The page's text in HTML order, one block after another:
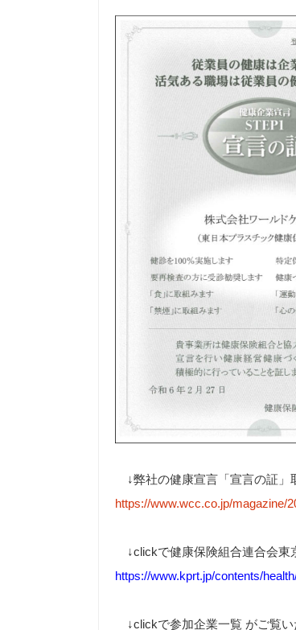
↓弊社の健康宣言「宣言の証」
https://www.wcc.co.jp/magazine/
↓clickで健康保険組合連合会東
https://www.kprt.jp/contents/
↓clickで参加企業一覧 がご覧い